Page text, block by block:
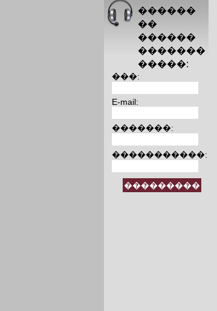
������
��
������
�������
�����:
���:
E-mail:
�������:
�����������: